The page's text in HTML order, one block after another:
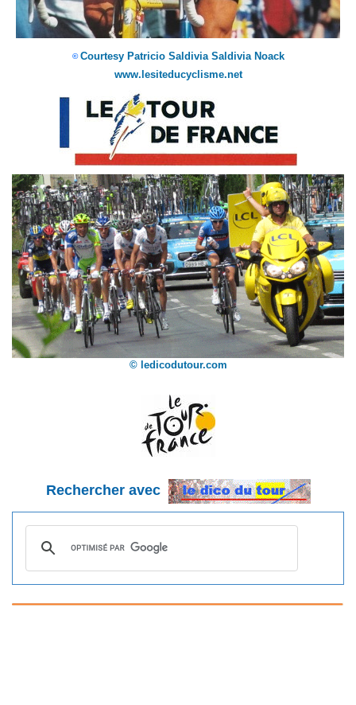
© Courtesy Patricio Saldivia Saldivia Noack
www.lesiteducyclisme.net
© ledicodutour.com
Rechercher avec